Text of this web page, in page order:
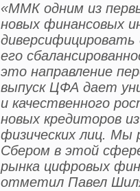
«ММК одним из
новых финансовых
его
это направление
выпуск ЦФА дает
и качественного
новых кредиторов
физических лиц. Мы
Сбером в этой
рынка цифровых
отметил Павел